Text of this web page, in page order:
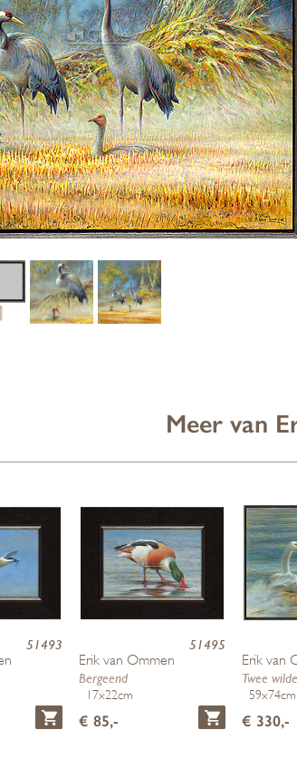
Meer van
51493 51495
Erik van Ommen
Bergeend
17x22cm
€ 85,-
Erik van
Twee
59x74cm
€ 330,-